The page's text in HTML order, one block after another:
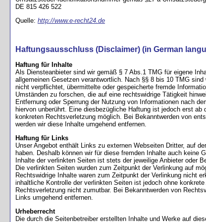
DE 815 426 522
Quelle: http://www.e-recht24.de
Haftungsausschluss (Disclaimer) (in German
Haftung für Inhalte
Als Diensteanbieter sind wir gemäß § 7 Abs.1 TMG für eigene
allgemeinen Gesetzen verantwortlich. Nach §§ 8 bis 10 TMG
nicht verpflichtet, übermittelte oder gespeicherte fremde
Umständen zu forschen, die auf eine rechtswidrige Tätigkeit
Entfernung oder Sperrung der Nutzung von Informationen nach
hiervon unberührt. Eine diesbezügliche Haftung ist jedoch erst ab
konkreten Rechtsverletzung möglich. Bei Bekanntwerden von
werden wir diese Inhalte umgehend entfernen.
Haftung für Links
Unser Angebot enthält Links zu externen Webseiten Dritter, auf
haben. Deshalb können wir für diese fremden Inhalte auch keine
Inhalte der verlinkten Seiten ist stets der jeweilige Anbieter oder
Die verlinkten Seiten wurden zum Zeitpunkt der Verlinkung auf
Rechtswidrige Inhalte waren zum Zeitpunkt der Verlinkung nicht
inhaltliche Kontrolle der verlinkten Seiten ist jedoch ohne
Rechtsverletzung nicht zumutbar. Bei Bekanntwerden von
Links umgehend entfernen.
Urheberrecht
Die durch die Seitenbetreiber erstellten Inhalte und Werke auf